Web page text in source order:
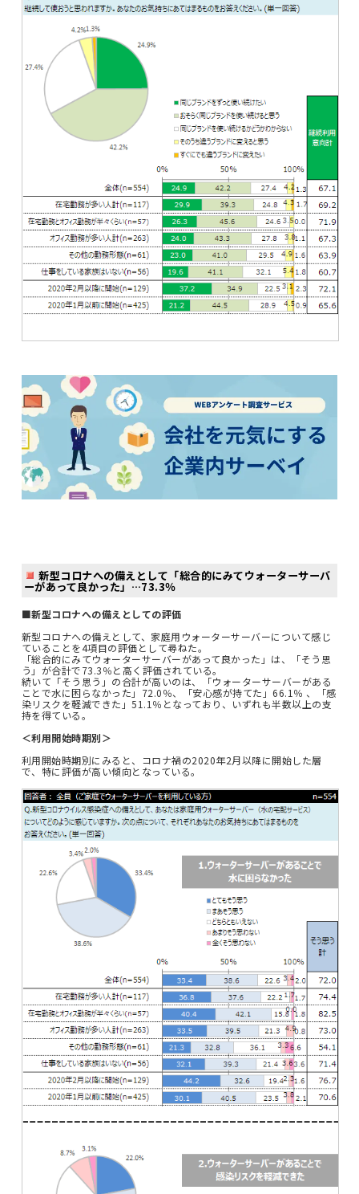
新型コロナへの備えとして「総合的にみてウォーターサーバ
ーがあって良かった」…73.3％
■新型コロナへの備えとしての評価
新型コロナへの備えとして、家庭用ウォーターサーバーについて感じ
ていることを4項目の評価として尋ねた。
「総合的にみてウォーターサーバーがあって良かった」は、「そう思
う」が合計で73.3％と高く評価されている。
続いて「そう思う」の合計が高いのは、「ウォーターサーバーがある
ことで水に困らなかった」72.0％、「安心感が持てた」66.1％ 、「感
染リスクを軽減できた」51.1％となっており、いずれも半数以上の支
持を得ている。
＜利用開始時期別＞
利用開始時期別にみると、コロナ禍の2020年2月以降に開始した層
で、特に評価が高い傾向となっている。